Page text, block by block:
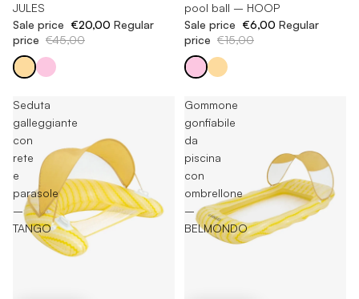
JULES
Sale price €20,00 Regular
price €45,00
pool ball – HOOP
Sale price €6,00 Regular
price €15,00
Seduta
galleggiante
con
rete
e
parasole
–
TANGO
Gommone
gonfiabile
da
piscina
con
ombrellone
–
BELMONDO